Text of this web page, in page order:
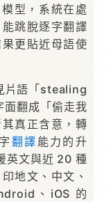
型，系統在處
跳脫逐字翻譯
更貼近母語使
片語「stealing
翻成「偷走我
真正含意，轉
翻譯 能力的升
英文與近 20 種
地文、中文、
、iOS 的